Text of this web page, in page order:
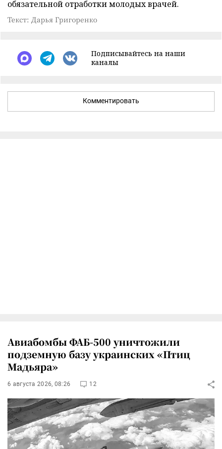
обязательной отработки молодых врачей.
Текст: Дарья Григоренко
Подписывайтесь на наши
каналы
Комментировать
Авиабомбы ФАБ-500 уничтожили
подземную базу украинских «Птиц
Мадьяра»
6 августа 2026, 08:26 12